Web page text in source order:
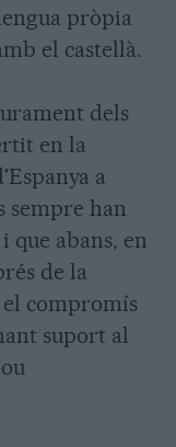
pròpia
el castellà.
dels
en la
a
sempre han
que abans, en
de la
compromís
suport al